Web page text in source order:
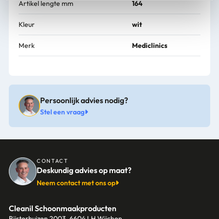
Artikel lengte mm 164
Kleur wit
Merk Mediclinics
Persoonlijk advies nodig?
Stel een vraag
CONTACT
Deskundig advies op maat?
Neem contact met ons op
Cleanil Schoonmaakproducten